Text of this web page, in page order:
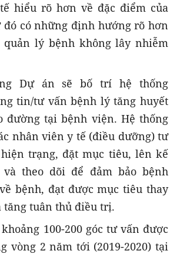
hiểu rõ hơn về đặc điểm của
có những định hướng rõ hơn
lý bệnh không lây nhiễm
Dự án sẽ bố trí hệ thống
tin/tư vấn bệnh lý tăng huyết
đường tại bệnh viện. Hệ thống
nhân viên y tế (điều dưỡng) tư
trạng, đặt mục tiêu, lên kế
theo dõi để đảm bảo bệnh
bệnh, đạt được mục tiêu thay
tăng tuân thủ điều trị.
100-200 góc tư vấn được
vòng 2 năm tới (2019-2020) tại